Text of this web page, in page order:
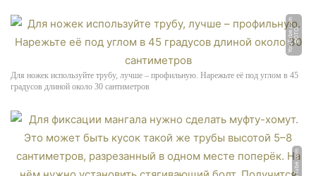
Ф
О
Т
О:
Y
o
u
T
u
b
e.
c
o
m
Для ножек используйте трубу, лучше – профильную. Нарежьте её под углом в 45
градусов длиной около 30 сантиметров